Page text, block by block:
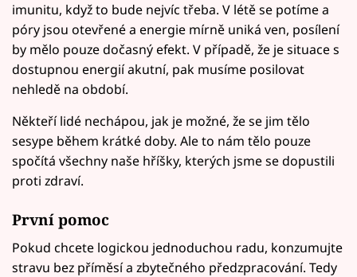
imunitu, když to bude nejvíc třeba. V létě se potíme a
póry jsou otevřené a energie mírně uniká ven, posílení
by mělo pouze dočasný efekt. V případě, že je situace s
dostupnou energií akutní, pak musíme posilovat
nehledě na období.
Někteří lidé nechápou, jak je možné, že se jim tělo
sesype během krátké doby. Ale to nám tělo pouze
spočítá všechny naše hříšky, kterých jsme se dopustili
proti zdraví.
První pomoc
Pokud chcete logickou jednoduchou radu, konzumujte
stravu bez příměsí a zbytečného předzpracování. Tedy